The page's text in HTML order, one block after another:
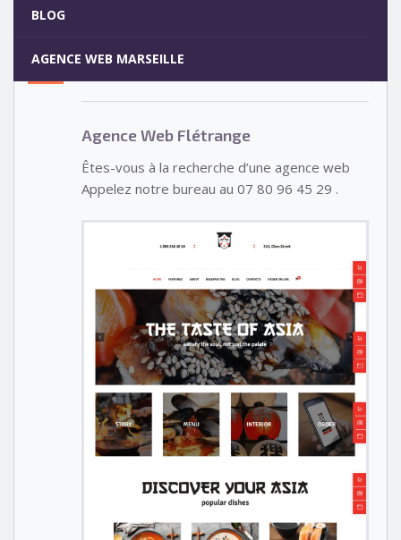
BLOG
AGENCE WEB MARSEILLE
5
Votre site internet pour 29€
Agence Web Flétrange
Êtes-vous à la recherche d’une agence web
Appelez notre bureau au 07 80 96 45 29 .